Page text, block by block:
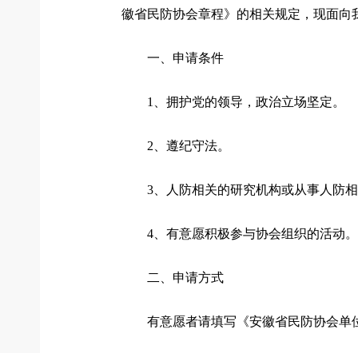
徽省民防协会章程》的相关规定，现面
一、申请条件
1、拥护党的领导，政治立场坚定。
2、遵纪守法。
3、人防相关的研究机构或从事人防
4、有意愿积极参与协会组织的活动。
二、申请方式
有意愿者请填写《安徽省民防协会